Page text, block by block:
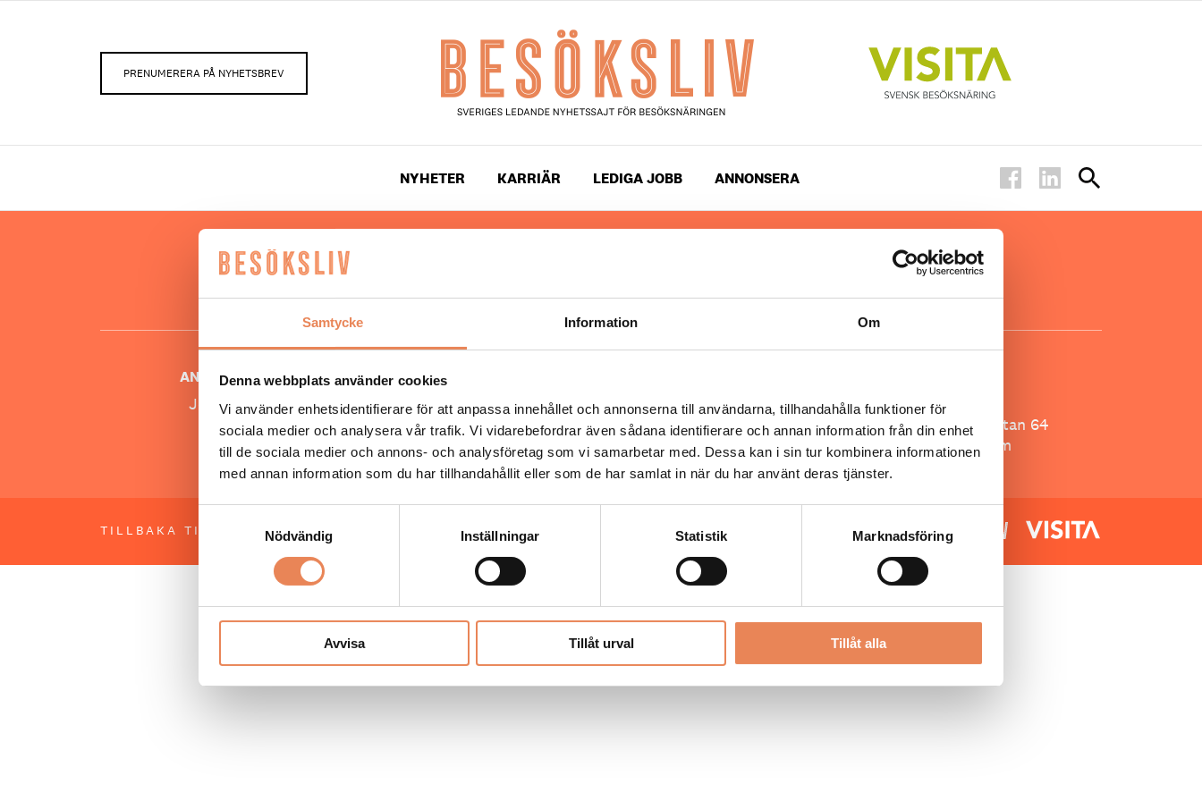
Samtycke Information Om
Denna webbplats använder cookies
Vi använder enhetsidentifierare för att anpassa innehållet och annonserna till användarna, tillhandahålla funktioner för
sociala medier och analysera vår trafik. Vi vidarebefordrar även sådana identifierare och annan information från din enhet
till de sociala medier och annons- och analysföretag som vi samarbetar med. Dessa kan i sin tur kombinera informationen
med annan information som du har tillhandahållit eller som de har samlat in när du har använt deras tjänster.
Nödvändig
Inställningar Statistik Marknadsföring
Avvisa Tillåt urval Tillåt alla
PRENUMERERA PÅ NYHETSBREV
NYHETER KARRIÄR LEDIGA JOBB ANNONSERA
Hos oss läser du landets mest uppdaterade nyheter och snackisar inom
besöksnäringen. Besöksliv i sin tryckta form är ett affärsmagasin för ägare
ANSVARIG UTGIVARE
Jonas Siljhammar
Allt material på besoksliv.se är skyddat
enligt lagen om upphovsrätt.
Besöksliv
Spoon, Brännkyrkagatan 64
118 23 Stockholm
TILLBAKA TILL TOPPEN OM BESÖKSLIV PRENUMERERA ANNONSERA